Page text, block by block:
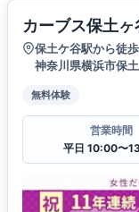
カーブス保土ヶ
保土ケ谷駅から徒
神奈川県横浜市保
無料体験
営業時間
平日 10:00〜